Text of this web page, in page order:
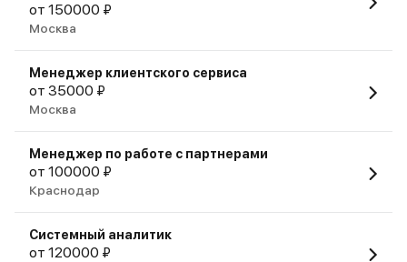
от 150000 ₽
Москва
Менеджер клиентского сервиса
от 35000 ₽
Москва
Менеджер по работе с партнерами
от 100000 ₽
Краснодар
Системный аналитик
от 120000 ₽